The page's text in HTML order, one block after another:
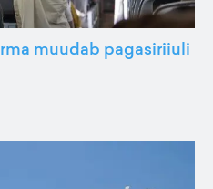
muudab pagasiriiuli